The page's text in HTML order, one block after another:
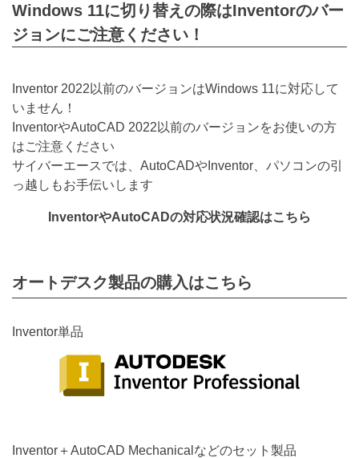
Windows 11に切り替えの際はInventorのバー
ジョンにご注意ください！
Inventor 2022以前のバージョンはWindows 11に対応して
いません！
InventorやAutoCAD 2022以前のバージョンをお使いの方
はご注意ください
サイバーエースでは、AutoCADやInventor、パソコンの引
っ越しもお手伝いします
InventorやAutoCADの対応状況確認はこちら
オートデスク製品の購入はこちら
Inventor単品
Inventor＋AutoCAD Mechanicalなどのセット製品